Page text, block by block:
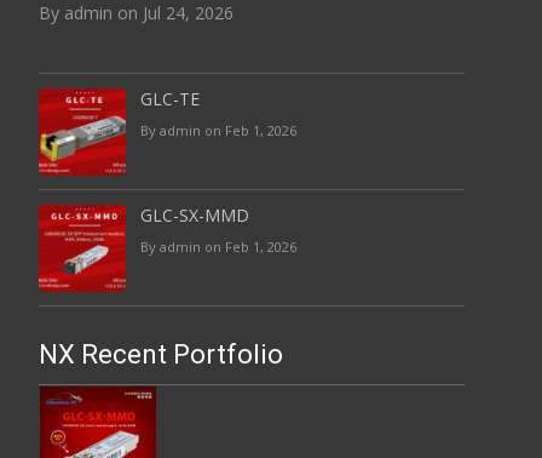
By admin on Jul 24, 2026
GLC-TE
By admin on Feb 1, 2026
GLC-SX-MMD
By admin on Feb 1, 2026
NX Recent Portfolio